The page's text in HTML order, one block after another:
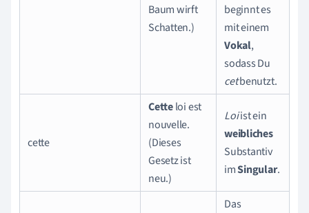
Baum wirft
Schatten.)
beginnt es
mit einem
Vokal,
sodass Du
cetbenutzt.
cette
Cetteloi est
nouvelle.
(Dieses
Gesetz ist
neu.)
Loiist ein
weibliches
Substantiv
imSingular.
Das